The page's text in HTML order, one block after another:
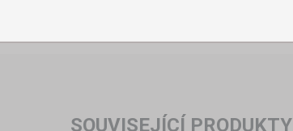
SOUVISEJÍCÍ PRODUKTY